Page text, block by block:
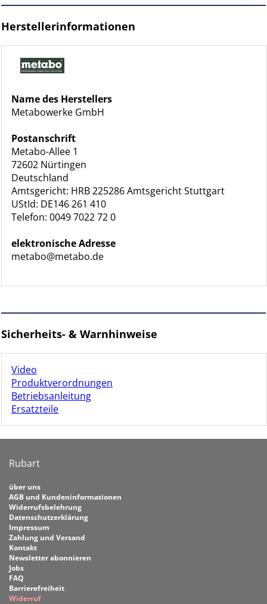
Herstellerinformationen
Name des Herstellers
Metabowerke GmbH
Postanschrift
Metabo-Allee 1
72602 Nürtingen
Deutschland
Amtsgericht: HRB 225286 Amtsgericht Stuttgart
UStId: DE146 261 410
Telefon: 0049 7022 72 0
elektronische Adresse
metabo@metabo.de
Sicherheits- & Warnhinweise
Video
Produktverordnungen
Betriebsanleitung
Ersatzteile
Rubart
über uns
AGB und Kundeninformationen
Widerrufsbelehrung
Datenschutzerklärung
Impressum
Zahlung und Versand
Kontakt
Newsletter abonnieren
Jobs
FAQ
Barrierefreiheit
Widerruf